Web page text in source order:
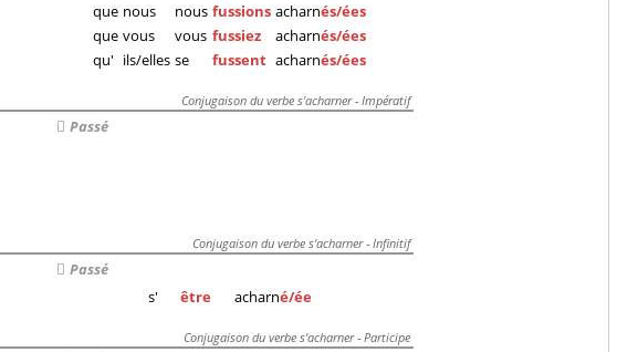
que nous nous fussions acharnés/ées
que vous vous fussiez acharnés/ées
qu' ils/elles se fussent acharnés/ées
Conjugaison du verbe s'acharner - Impératif
Passé
Conjugaison du verbe s'acharner - Infinitif
Passé
s'
être acharné/ée
Conjugaison du verbe s'acharner - Participe